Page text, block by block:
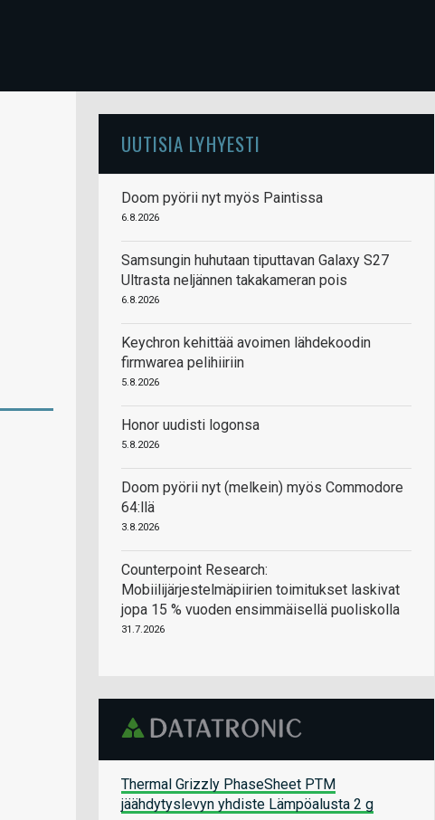
UUTISIA LYHYESTI
Doom pyörii nyt myös Paintissa
6.8.2026
Samsungin huhutaan tiputtavan Galaxy S27
Ultrasta neljännen takakameran pois
6.8.2026
Keychron kehittää avoimen lähdekoodin
firmwarea pelihiiriin
5.8.2026
Honor uudisti logonsa
5.8.2026
Doom pyörii nyt (melkein) myös Commodore
64:llä
3.8.2026
Counterpoint Research:
Mobiilijärjestelmäpiirien toimitukset laskivat
jopa 15 % vuoden ensimmäisellä puoliskolla
31.7.2026
Thermal Grizzly PhaseSheet PTM
jäähdytyslevyn yhdiste Lämpöalusta 2 g